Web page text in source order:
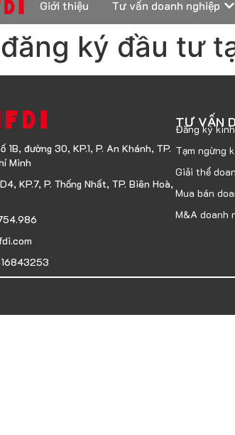
Giới thiệu Tư vấn doanh nghiệp
đăng ký đầu tư
1B, đường 30, KP.1, P. An Khánh, TP.
Minh
KP.7, P. Thống Nhất, TP. Biên Hoà,
TƯ VẤN
Đăng ký
Tạm ngừng
Giải thể
Mua bán
M&A doanh